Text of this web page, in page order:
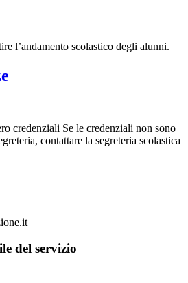
l’andamento scolastico degli alunni.
credenziali Se le credenziali non sono
contattare la segreteria scolastica
del servizio